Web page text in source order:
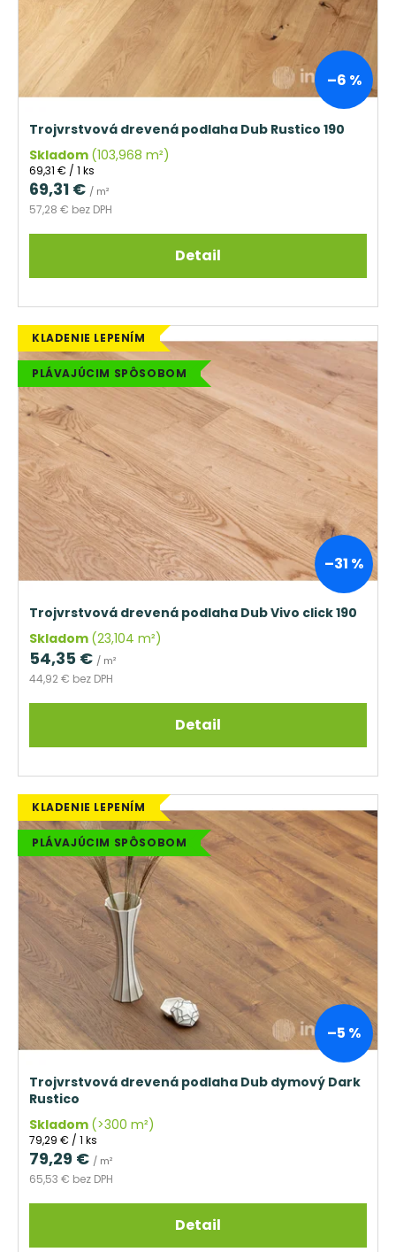
o
d
k
t
o
–6 %
Trojvrstvová drevená podlaha Dub Rustico 190
Skladom (103,968 m²)
57,28 € bez DPH
69,31 € / m²
Jednotková
cena:
69,31 € / 1 ks
Detail
KLADENIE LEPENÍM
PLÁVAJÚCIM SPÔSOBOM
–31 %
Trojvrstvová drevená podlaha Dub Vivo click 190
Skladom (23,104 m²)
44,92 € bez DPH
54,35 € / m²
Detail
KLADENIE LEPENÍM
PLÁVAJÚCIM SPÔSOBOM
–5 %
Trojvrstvová drevená podlaha Dub dymový Dark
Rustico
Skladom (>300 m²)
65,53 € bez DPH
79,29 € / m²
Jednotková
cena:
79,29 € / 1 ks
Detail